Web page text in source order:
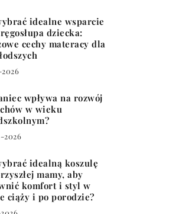
idealne wsparcie
dziecka:
cechy materacy dla
wpływa na rozwój
w wieku
2026
idealną koszulę
mamy, aby
komfort i styl w
ciąży i po porodzie?